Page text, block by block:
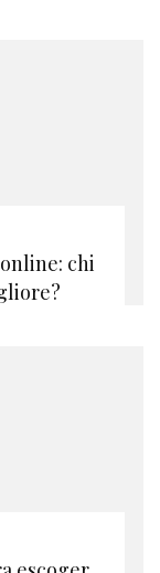
chi